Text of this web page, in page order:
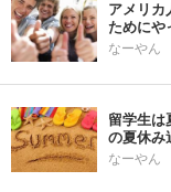
アメリカ
ためにや
なーやん
留学生は
の夏休み
なーやん